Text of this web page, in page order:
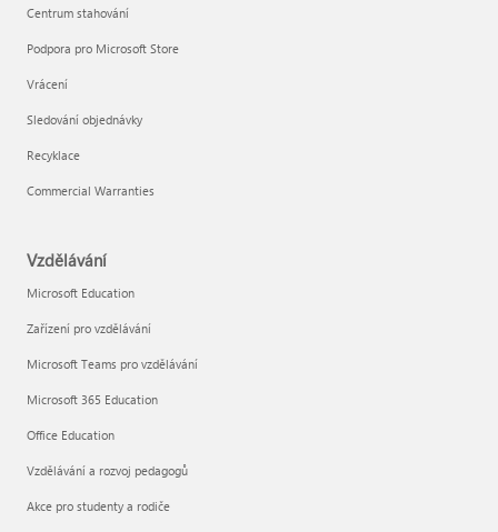
Centrum stahování
Podpora pro Microsoft Store
Vrácení
Sledování objednávky
Recyklace
Commercial Warranties
Vzdělávání
Microsoft Education
Zařízení pro vzdělávání
Microsoft Teams pro vzdělávání
Microsoft 365 Education
Office Education
Vzdělávání a rozvoj pedagogů
Akce pro studenty a rodiče